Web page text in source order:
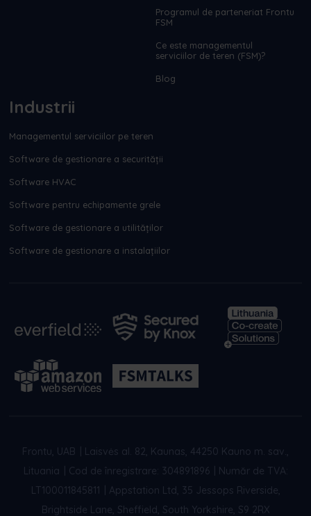
Programul de parteneriat Frontu
FSM
Ce este managementul
serviciilor de teren (FSM)?
Blog
Industrii
Managementul serviciilor pe teren
Software de gestionare a securității
Software HVAC
Software pentru echipamente grele
Software de gestionare a utilităților
Software de gestionare a instalațiilor
Frontu, UAB
Laisvės al. 82, Kaunas, 44250 Kauno m. sav.,
Lituania
Cod de înregistrare: 304891896
Număr de TVA:
LT100011845811
Appstation Ltd, 35 Jessops Riverside,
Brightside Lane, Sheffield, South Yorkshire, S9 2RX